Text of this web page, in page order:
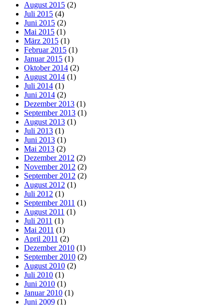
August 2015 (2)
Juli 2015 (4)
Juni 2015 (2)
Mai 2015 (1)
März 2015 (1)
Februar 2015 (1)
Januar 2015 (1)
Oktober 2014 (2)
August 2014 (1)
Juli 2014 (1)
Juni 2014 (2)
Dezember 2013 (1)
September 2013 (1)
August 2013 (1)
Juli 2013 (1)
Juni 2013 (1)
Mai 2013 (2)
Dezember 2012 (2)
November 2012 (2)
September 2012 (2)
August 2012 (1)
Juli 2012 (1)
September 2011 (1)
August 2011 (1)
Juli 2011 (1)
Mai 2011 (1)
April 2011 (2)
Dezember 2010 (1)
September 2010 (2)
August 2010 (2)
Juli 2010 (1)
Juni 2010 (1)
Januar 2010 (1)
Juni 2009 (1)